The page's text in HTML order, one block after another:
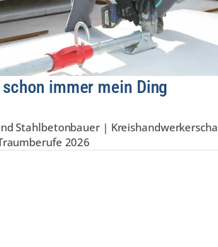
immer mein Ding
Stahlbetonbauer |
2026